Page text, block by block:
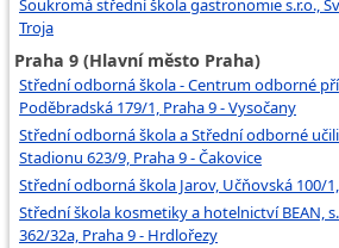
Soukromá střední škola gastronomie s.r.o.,
Troja
Praha 9 (Hlavní město Praha)
Střední odborná škola - Centrum odborné
Poděbradská 179/1, Praha 9 - Vysočany
Střední odborná škola a Střední odborné
Stadionu 623/9, Praha 9 - Čakovice
Střední odborná škola Jarov, Učňovská 100/
Střední škola kosmetiky a hotelnictví BEAN,
362/32a, Praha 9 - Hrdlořezy